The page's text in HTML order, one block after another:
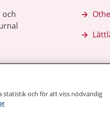
och
statistik och för att viss nödvändig